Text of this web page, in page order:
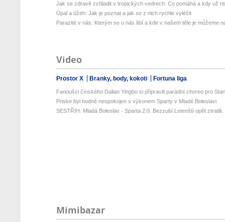
Jak se zdravě zchladit v tropických vedrech: Co pomáhá a kdy už
Úpal a úžeh: Jak je poznat a jak se z nich rychle vyléčit
Parazité v nás: Kterým se u nás líbí a kde v našem těle je můžeme
Video
Prostor X Branky, body, kokoti Fortuna liga
Fanoušci čínského Dalian Yingbo si připravili parádní choreo pro
Priske byl hodně nespokojen s výkonem Sparty v Mladé Boleslavi
SESTŘIH: Mladá Boleslav - Sparta 2:0. Bezzubí Letenští opět ztratili.
Mimibazar